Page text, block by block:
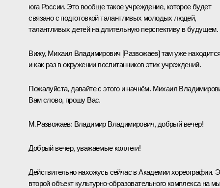
юга России. Это вообще такое учреждение, которое будет
связано с подготовкой талантливых молодых людей,
талантливых детей на длительную перспективу в будущем.
Вижу, Михаил Владимирович [Развожаев] там уже
и как раз в окружении воспитанников этих учреждений.
Пожалуйста, давайте с этого и начнём. Михаил
Вам слово, прошу Вас.
М.Развожаев: Владимир Владимирович, добрый вечер!
Добрый вечер, уважаемые коллеги!
Действительно нахожусь сейчас в Академии хореографии.
второй объект культурно-образовательного комплекса на